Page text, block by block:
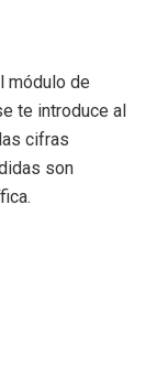
módulo de
te introduce al
cifras
son